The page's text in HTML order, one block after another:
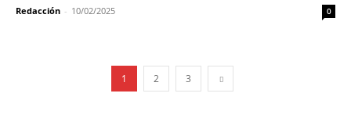
Redacción - 10/02/2025 0
1 2 3